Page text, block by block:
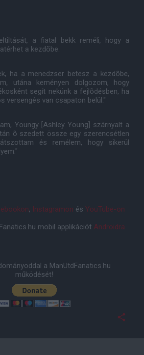
a fiatal bekk reméli, hogy a
a kezdõbe.
ha a menedzser betesz a kezdõbe,
utána keményen dolgozom, hogy
segít nekünk a fejlõdésben, ha
versengés van csapaton belül."
Youngy [Ashley Young] szárnyalt a
õ szedett össze egy szerencsétlen
és remélem, hogy sikerül
, Instagramon és YouTube-on
mobil applikációt Androidra
a ManUtdFanatics.hu
működését!